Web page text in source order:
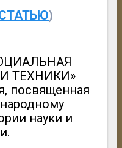
)
ТЕХНИКИ»
посвященная
науки и